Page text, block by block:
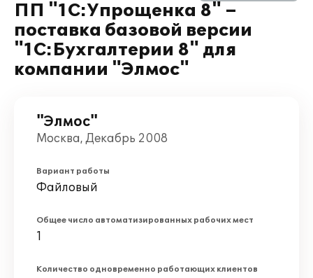
ПП "1С:Упрощенка 8" –
поставка базовой версии
"1С:Бухгалтерии 8" для
компании "Элмос"
"Элмос"
Москва, Декабрь 2008
Вариант работы
Файловый
Общее число автоматизированных рабочих мест
1
Количество одновременно работающих клиентов